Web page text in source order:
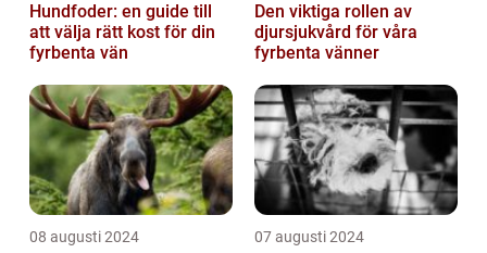
Hundfoder: en guide till
att välja rätt kost för din
fyrbenta vän
Den viktiga rollen av
djursjukvård för våra
fyrbenta vänner
08 augusti 2024 07 augusti 2024